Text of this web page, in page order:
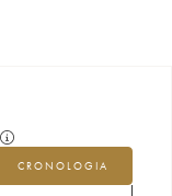
CRONOLOGIA